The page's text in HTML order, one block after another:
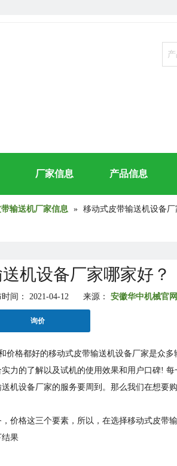
厂家信息 产品信息
输送机厂家信息 » 移动式皮带输送机设备厂
机设备厂家哪家好？
间： 2021-04-12 来源： 安徽华中机械官网
询价
价格都好的移动式皮带输送机设备厂家是众
力的了解以及试机的使用效果和用户口碑!
机设备厂家的服务要周到。那么我们在想要
格这三个要素，所以，在选择移动式皮带
结果